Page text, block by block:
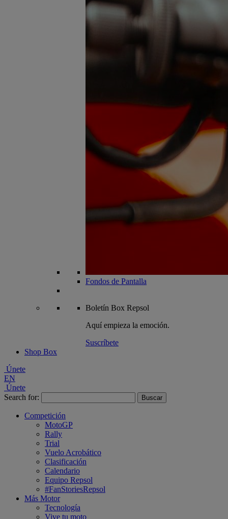
Fondos de Pantalla
Boletín Box Repsol
Aquí empieza la emoción.
Suscríbete
Shop Box
Únete
EN
Únete
Search for:
Competición
MotoGP
Rally
Trial
Vuelo Acrobático
Clasificación
Calendario
Equipo Repsol
#FanStoriesRepsol
Más Motor
Tecnología
Vive tu moto